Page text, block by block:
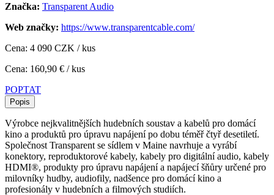
Značka: Transparent Audio
Web značky: https://www.transparentcable.com/
Cena: 4 090 CZK / kus
Cena: 160,90 € / kus
POPTAT
Popis
Výrobce nejkvalitnějších hudebních soustav a kabelů pro domácí
kino a produktů pro úpravu napájení po dobu téměř čtyř desetiletí.
Společnost Transparent se sídlem v Maine navrhuje a vyrábí
konektory, reproduktorové kabely, kabely pro digitální audio, kabely
HDMI®, produkty pro úpravu napájení a napájecí šňůry určené pro
milovníky hudby, audiofily, nadšence pro domácí kino a
profesionály v hudebních a filmových studiích.